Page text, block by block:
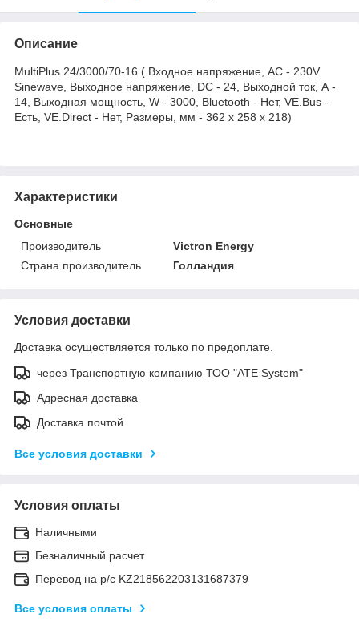
Описание
MultiPlus 24/3000/70-16 ( Входное напряжение, AC - 230V
Sinewave, Выходное напряжение, DC - 24, Выходной ток, А -
14, Выходная мощность, W - 3000, Bluetooth - Нет, VE.Bus -
Есть, VE.Direct - Нет, Размеры, мм - 362 x 258 x 218)
Характеристики
Основные
Производитель
Victron Energy
Страна производитель
Голландия
Условия доставки
Доставка осуществляется только по предоплате.
через Транспортную компанию ТОО "ATE System"
Адресная доставка
Доставка почтой
Все условия доставки
Условия оплаты
Наличными
Безналичный расчет
Перевод на р/с KZ218562203131687379
Все условия оплаты